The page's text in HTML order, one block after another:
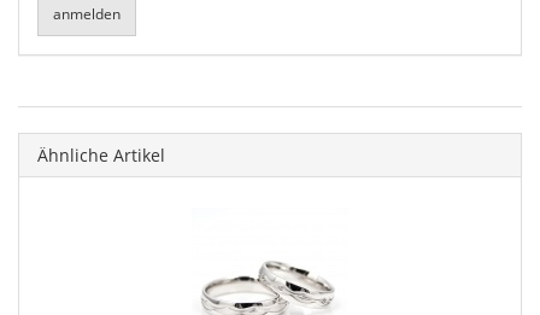
Ähnliche Artikel